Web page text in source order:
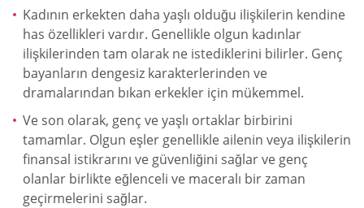
Kadının erkekten daha yaşlı olduğu ilişkilerin kendine
has özellikleri vardır. Genellikle olgun kadınlar
ilişkilerinden tam olarak ne istediklerini bilirler. Genç
bayanların dengesiz karakterlerinden ve
dramalarından bıkan erkekler için mükemmel.
Ve son olarak, genç ve yaşlı ortaklar birbirini
tamamlar. Olgun eşler genellikle ailenin veya ilişkilerin
finansal istikrarını ve güvenliğini sağlar ve genç
olanlar birlikte eğlenceli ve maceralı bir zaman
geçirmelerini sağlar.